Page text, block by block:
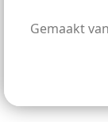
Gemaakt